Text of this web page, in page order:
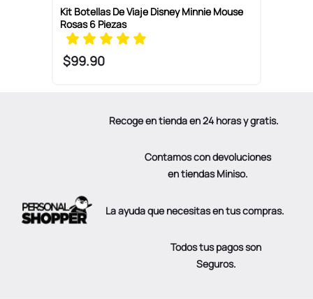
Kit Botellas De Viaje Disney Minnie Mouse
Rosas 6 Piezas
$99.90
Recoge en tienda en 24 horas y gratis.
Contamos con devoluciones
en tiendas Miniso.
La ayuda que necesitas en tus compras.
Todos tus pagos son
Seguros.